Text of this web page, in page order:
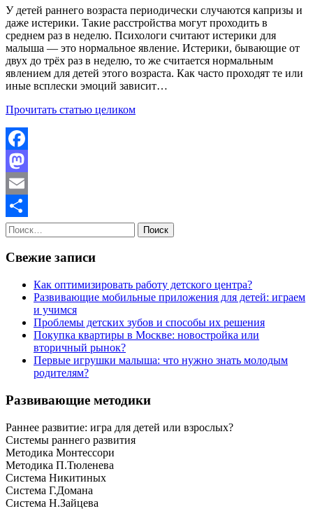
У детей раннего возраста периодически случаются капризы и
даже истерики. Такие расстройства могут проходить в
среднем раз в неделю. Психологи считают истерики для
малыша — это нормальное явление. Истерики, бывающие от
двух до трёх раз в неделю, то же считается нормальным
явлением для детей этого возраста. Как часто проходят те или
иные всплески эмоций зависит…
Прочитать статью целиком
Facebook
Mastodon
Email
Отправить
Найти:
Свежие записи
Как оптимизировать работу детского центра?
Развивающие мобильные приложения для детей: играем
и учимся
Проблемы детских зубов и способы их решения
Покупка квартиры в Москве: новостройка или
вторичный рынок?
Первые игрушки малыша: что нужно знать молодым
родителям?
Развивающие методики
Раннее развитие: игра для детей или взрослых?
Системы раннего развития
Методика Монтессори
Методика П.Тюленева
Система Никитиных
Система Г.Домана
Система Н.Зайцева